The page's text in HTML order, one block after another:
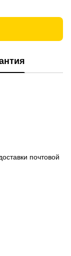
почтовой